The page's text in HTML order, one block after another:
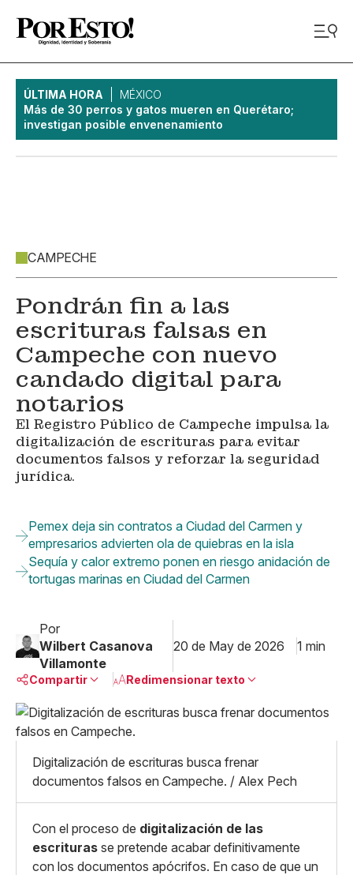
ÚLTIMA HORA
MÉXICO
Más de 30 perros y gatos mueren en Querétaro;
investigan posible envenenamiento
CAMPECHE
Pondrán fin a las
escrituras falsas en
Campeche con nuevo
candado digital para
notarios
El Registro Público de Campeche impulsa la
digitalización de escrituras para evitar
documentos falsos y reforzar la seguridad
jurídica.
Pemex deja sin contratos a Ciudad del Carmen y
empresarios advierten ola de quiebras en la isla
Sequía y calor extremo ponen en riesgo anidación de
tortugas marinas en Ciudad del Carmen
Por
Wilbert Casanova
Villamonte
20 de May de 2026 1 min
Compartir
Linkedin
Facebook
X
Whatsapp
Copiar enlace
Redimensionar texto
Grande
Digitalización de escrituras busca frenar
documentos falsos en Campeche. / Alex Pech
Con el proceso de digitalización de las
escrituras se pretende acabar definitivamente
con los documentos apócrifos. En caso de que un